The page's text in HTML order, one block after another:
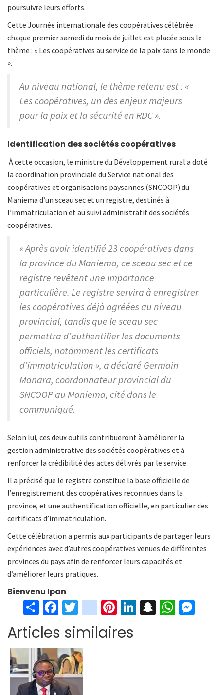
poursuivre leurs efforts.
Cette Journée internationale des coopératives célébrée
chaque premier samedi du mois de juillet est placée sous le
thème : « Les coopératives au service de la paix dans le monde
».
Au niveau national, le thème retenu est : «
Les coopératives, un des enjeux majeurs
pour la paix et la sécurité en RDC ».
Identification des sociétés coopératives
À cette occasion, le ministre du Développement rural a doté
la coordination provinciale du Service national des
coopératives et organisations paysannes (SNCOOP) du
Maniema d’un sceau sec et un registre, destinés à
l’immatriculation et au suivi administratif des sociétés
coopératives.
« Après avoir identifié 23 coopératives dans
la province du Maniema, ce sceau sec et ce
registre revêtent une importance
particulière. Le registre servira à enregistrer
les coopératives déjà agréées au niveau
provincial, tandis que le sceau sec
permettra d’authentifier les documents
officiels, notamment les certificats
d’immatriculation », a déclaré Germain
Manara, coordonnateur provincial du
SNCOOP au Maniema, cité dans le
communiqué.
Selon lui, ces deux outils contribueront à améliorer la
gestion administrative des sociétés coopératives et à
renforcer la crédibilité des actes délivrés par le service.
Il a précisé que le registre constitue la base officielle de
l’enregistrement des coopératives reconnues dans la
province, et une authentification officielle, en particulier des
certificats d’immatriculation.
Cette célébration a permis aux participants de partager leurs
expériences avec d’autres coopératives venues de différentes
provinces du pays afin de renforcer leurs capacités et
d’améliorer leurs pratiques.
Bienvenu Ipan
S
h
ar
e
Fa
ce
b
o
o
k
T
wi
tt
er
in
st
ag
Pi
er
Li S W
Articles similaires